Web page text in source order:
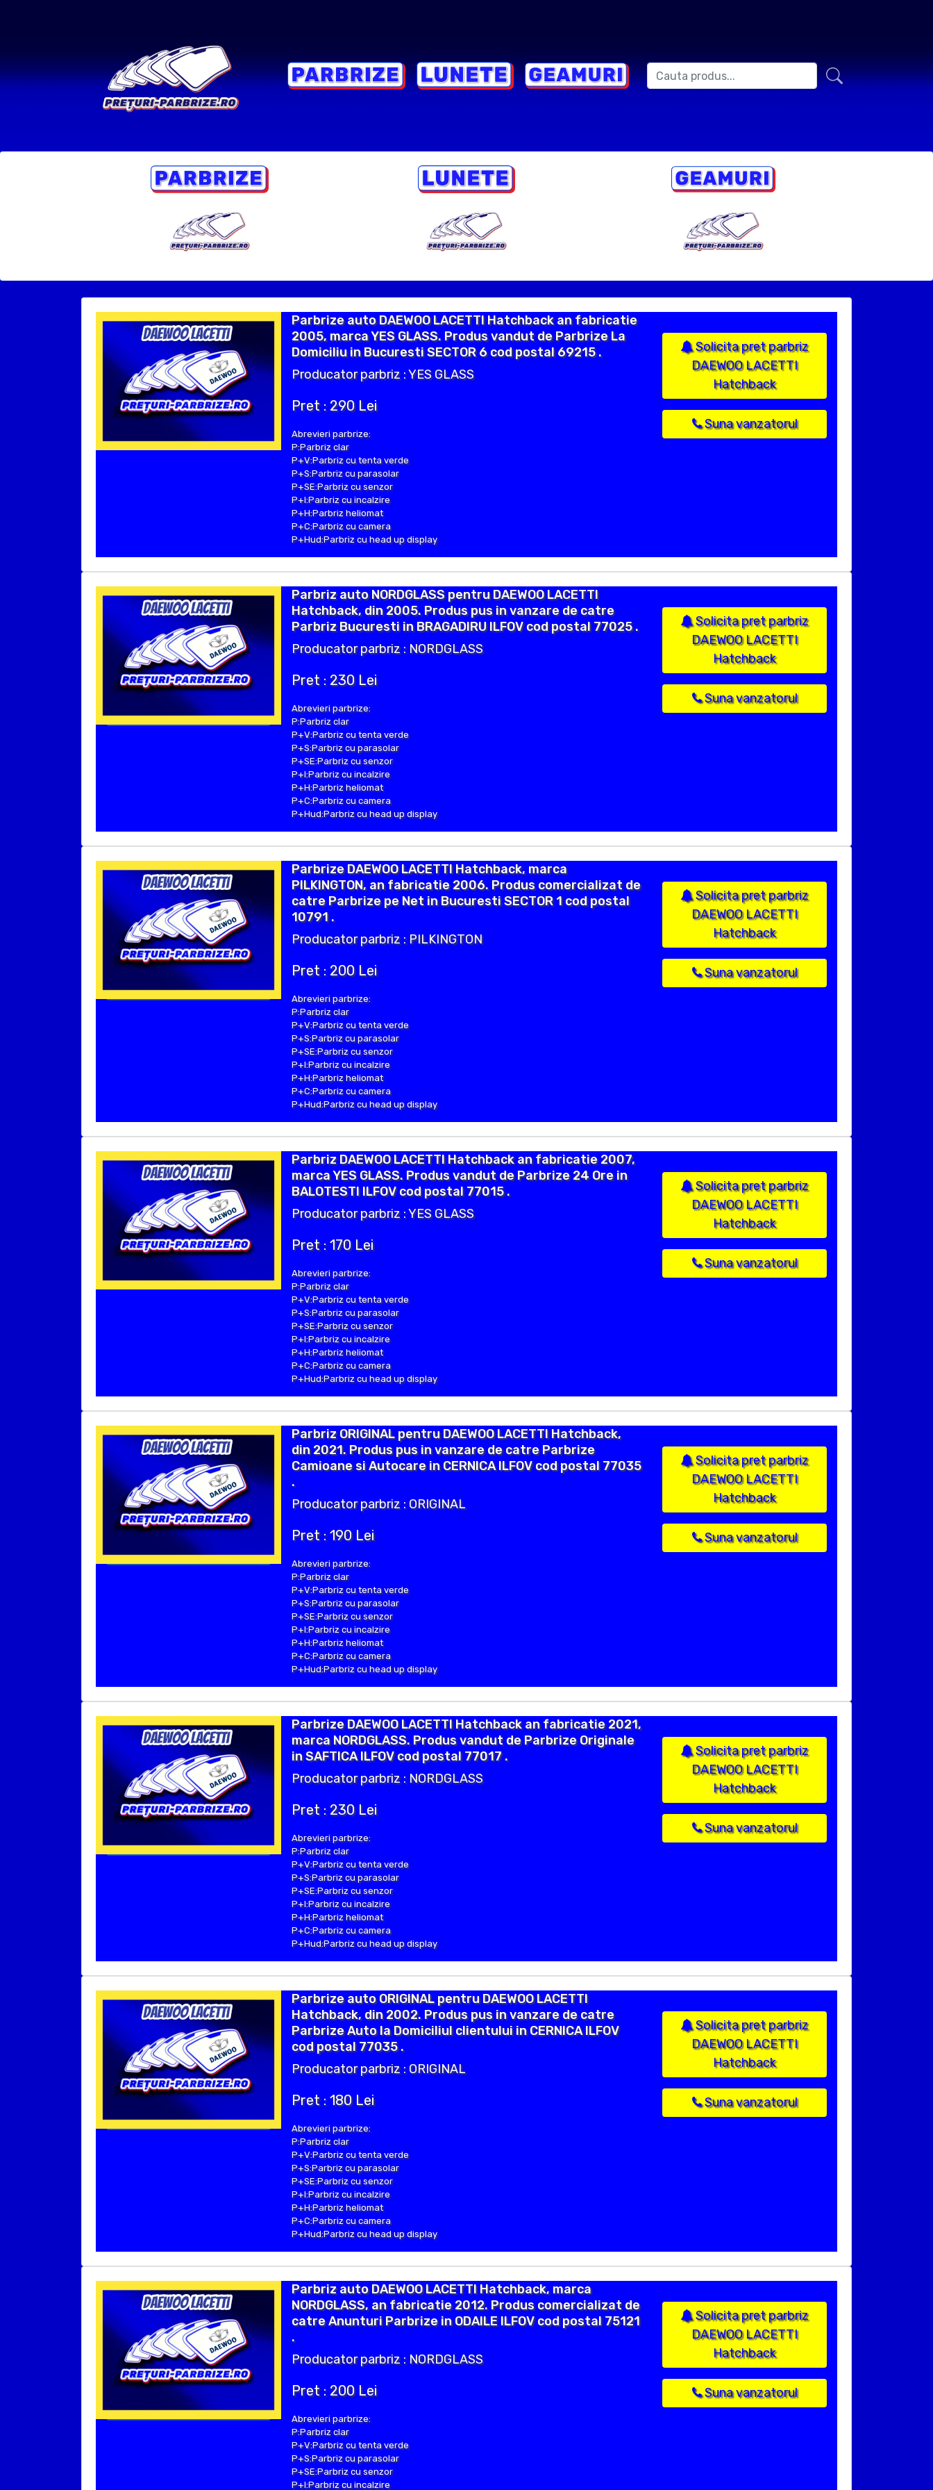
Parbrize auto DAEWOO LACETTI Hatchback an fabricatie
2005, marca YES GLASS. Produs vandut de Parbrize La
Domiciliu in Bucuresti SECTOR 6 cod postal 69215 .
Producator parbriz : YES GLASS
Pret : 290 Lei
Abrevieri parbrize:
P:Parbriz clar
P+V:Parbriz cu tenta verde
P+S:Parbriz cu parasolar
P+SE:Parbriz cu senzor
P+I:Parbriz cu incalzire
P+H:Parbriz heliomat
P+C:Parbriz cu camera
P+Hud:Parbriz cu head up display
Solicita pret parbriz
DAEWOO LACETTI
Hatchback
Suna vanzatorul
Parbriz auto NORDGLASS pentru DAEWOO LACETTI
Hatchback, din 2005. Produs pus in vanzare de catre
Parbriz Bucuresti in BRAGADIRU ILFOV cod postal 77025 .
Producator parbriz : NORDGLASS
Pret : 230 Lei
Abrevieri parbrize:
P:Parbriz clar
P+V:Parbriz cu tenta verde
P+S:Parbriz cu parasolar
P+SE:Parbriz cu senzor
P+I:Parbriz cu incalzire
P+H:Parbriz heliomat
P+C:Parbriz cu camera
P+Hud:Parbriz cu head up display
Solicita pret parbriz
DAEWOO LACETTI
Hatchback
Suna vanzatorul
Parbrize DAEWOO LACETTI Hatchback, marca
PILKINGTON, an fabricatie 2006. Produs comercializat de
catre Parbrize pe Net in Bucuresti SECTOR 1 cod postal
10791 .
Producator parbriz : PILKINGTON
Pret : 200 Lei
Abrevieri parbrize:
P:Parbriz clar
P+V:Parbriz cu tenta verde
P+S:Parbriz cu parasolar
P+SE:Parbriz cu senzor
P+I:Parbriz cu incalzire
P+H:Parbriz heliomat
P+C:Parbriz cu camera
P+Hud:Parbriz cu head up display
Solicita pret parbriz
DAEWOO LACETTI
Hatchback
Suna vanzatorul
Parbriz DAEWOO LACETTI Hatchback an fabricatie 2007,
marca YES GLASS. Produs vandut de Parbrize 24 Ore in
BALOTESTI ILFOV cod postal 77015 .
Producator parbriz : YES GLASS
Pret : 170 Lei
Abrevieri parbrize:
P:Parbriz clar
P+V:Parbriz cu tenta verde
P+S:Parbriz cu parasolar
P+SE:Parbriz cu senzor
P+I:Parbriz cu incalzire
P+H:Parbriz heliomat
P+C:Parbriz cu camera
P+Hud:Parbriz cu head up display
Solicita pret parbriz
DAEWOO LACETTI
Hatchback
Suna vanzatorul
Parbriz ORIGINAL pentru DAEWOO LACETTI Hatchback,
din 2021. Produs pus in vanzare de catre Parbrize
Camioane si Autocare in CERNICA ILFOV cod postal 77035
.
Producator parbriz : ORIGINAL
Pret : 190 Lei
Abrevieri parbrize:
P:Parbriz clar
P+V:Parbriz cu tenta verde
P+S:Parbriz cu parasolar
P+SE:Parbriz cu senzor
P+I:Parbriz cu incalzire
P+H:Parbriz heliomat
P+C:Parbriz cu camera
P+Hud:Parbriz cu head up display
Solicita pret parbriz
DAEWOO LACETTI
Hatchback
Suna vanzatorul
Parbrize DAEWOO LACETTI Hatchback an fabricatie 2021,
marca NORDGLASS. Produs vandut de Parbrize Originale
in SAFTICA ILFOV cod postal 77017 .
Producator parbriz : NORDGLASS
Pret : 230 Lei
Abrevieri parbrize:
P:Parbriz clar
P+V:Parbriz cu tenta verde
P+S:Parbriz cu parasolar
P+SE:Parbriz cu senzor
P+I:Parbriz cu incalzire
P+H:Parbriz heliomat
P+C:Parbriz cu camera
P+Hud:Parbriz cu head up display
Solicita pret parbriz
DAEWOO LACETTI
Hatchback
Suna vanzatorul
Parbrize auto ORIGINAL pentru DAEWOO LACETTI
Hatchback, din 2002. Produs pus in vanzare de catre
Parbrize Auto la Domiciliul clientului in CERNICA ILFOV
cod postal 77035 .
Producator parbriz : ORIGINAL
Pret : 180 Lei
Abrevieri parbrize:
P:Parbriz clar
P+V:Parbriz cu tenta verde
P+S:Parbriz cu parasolar
P+SE:Parbriz cu senzor
P+I:Parbriz cu incalzire
P+H:Parbriz heliomat
P+C:Parbriz cu camera
P+Hud:Parbriz cu head up display
Solicita pret parbriz
DAEWOO LACETTI
Hatchback
Suna vanzatorul
Parbriz auto DAEWOO LACETTI Hatchback, marca
NORDGLASS, an fabricatie 2012. Produs comercializat de
catre Anunturi Parbrize in ODAILE ILFOV cod postal 75121
.
Producator parbriz : NORDGLASS
Pret : 200 Lei
Abrevieri parbrize:
P:Parbriz clar
P+V:Parbriz cu tenta verde
P+S:Parbriz cu parasolar
P+SE:Parbriz cu senzor
P+I:Parbriz cu incalzire
Solicita pret parbriz
DAEWOO LACETTI
Hatchback
Suna vanzatorul